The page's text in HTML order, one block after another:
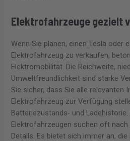
Elektrofahrzeuge gezielt
Wenn Sie planen, einen Tesla oder
Elektrofahrzeug zu verkaufen,
Elektromobilität. Die Reichweite,
Umweltfreundlichkeit sind starke
Sie sicher, dass Sie alle relevanten
Elektrofahrzeug zur Verfügung
Batteriezustands- und
Elektrofahrzeugen suchen oft
Details. Es bietet sich immer an, die